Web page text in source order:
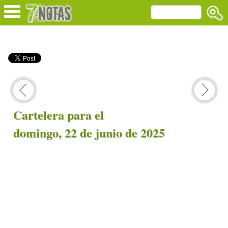
Cartelera para el
domingo, 22 de junio de 2025